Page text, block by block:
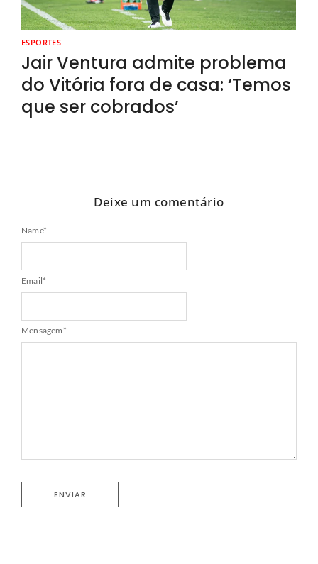
ESPORTES
Jair Ventura admite problema
do Vitória fora de casa: ‘Temos
que ser cobrados’
Deixe um comentário
Name*
Email*